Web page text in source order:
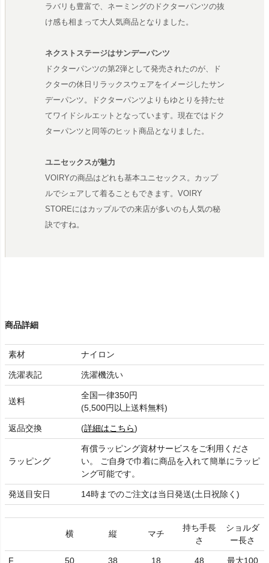
ラバリも豊富で、ネーミングのドクターパンツの抜
け感も相まって大人気商品となりました。
ネクストステージはサンデーパンツ
ドクターパンツの第2弾として発売されたのが、ド
クターの休日リラックスウェアをイメージしたサン
デーパンツ。ドクターパンツよりもゆとりを持たせ
てワイドシルエットとなっています。現在ではドク
ターパンツと同等のヒット商品となりました。
ユニセックスが魅力
VOIRYの商品はどれも基本ユニセックス。カップ
ルでシェアして着ることもできます。VOIRY
STOREにはカップルでの来店が多いのも人気の秘
訣ですね。
商品詳細
素材 ナイロン
洗濯表記 洗濯機洗い
送料
全国一律350円
(5,500円以上送料無料)
返品交換 (詳細はこちら)
ラッピング
有償ラッピング資材サービスをご利用くださ
い。 ご自身で巾着に商品を入れて簡単にラッピ
ング可能です。
発送目安日 14時までのご注文は当日発送(土日祝除く)
横 縦 マチ
持ち手長
さ
ショルダ
ー長さ
F 50 38 18 48 最大100